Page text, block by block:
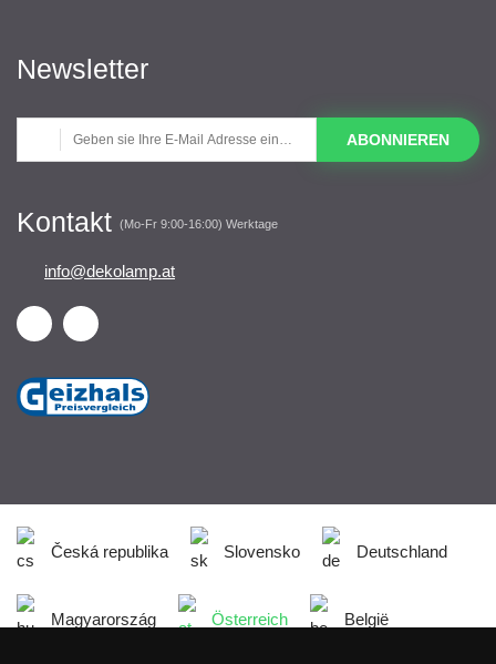
Newsletter
ABONNIEREN
Kontakt (Mo-Fr 9:00-16:00) Werktage
info@dekolamp.at
Česká republika Slovensko Deutschland
Magyarország Österreich België